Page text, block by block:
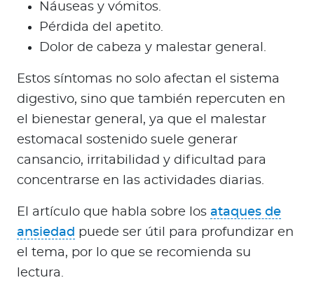
Náuseas y vómitos.
Pérdida del apetito.
Dolor de cabeza y malestar general.
Estos síntomas no solo afectan el sistema
digestivo, sino que también repercuten en
el bienestar general, ya que el malestar
estomacal sostenido suele generar
cansancio, irritabilidad y dificultad para
concentrarse en las actividades diarias.
El artículo que habla sobre los ataques de
ansiedad puede ser útil para profundizar en
el tema, por lo que se recomienda su
lectura.